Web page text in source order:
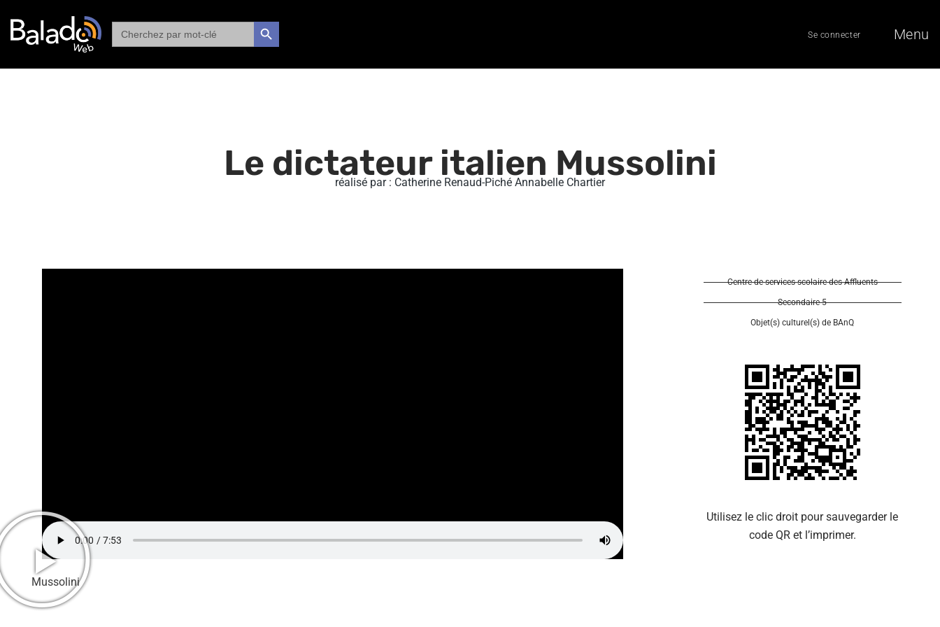
Search
for:
SEARCH BUTTON Se connecter Menu
Le dictateur italien Mussolini
réalisé par : Catherine Renaud-Piché Annabelle Chartier
Mussolini
Centre de services scolaire des Affluents
Secondaire 5
Objet(s) culturel(s) de BAnQ
Utilisez le clic droit pour sauvegarder le
code QR et l’imprimer.